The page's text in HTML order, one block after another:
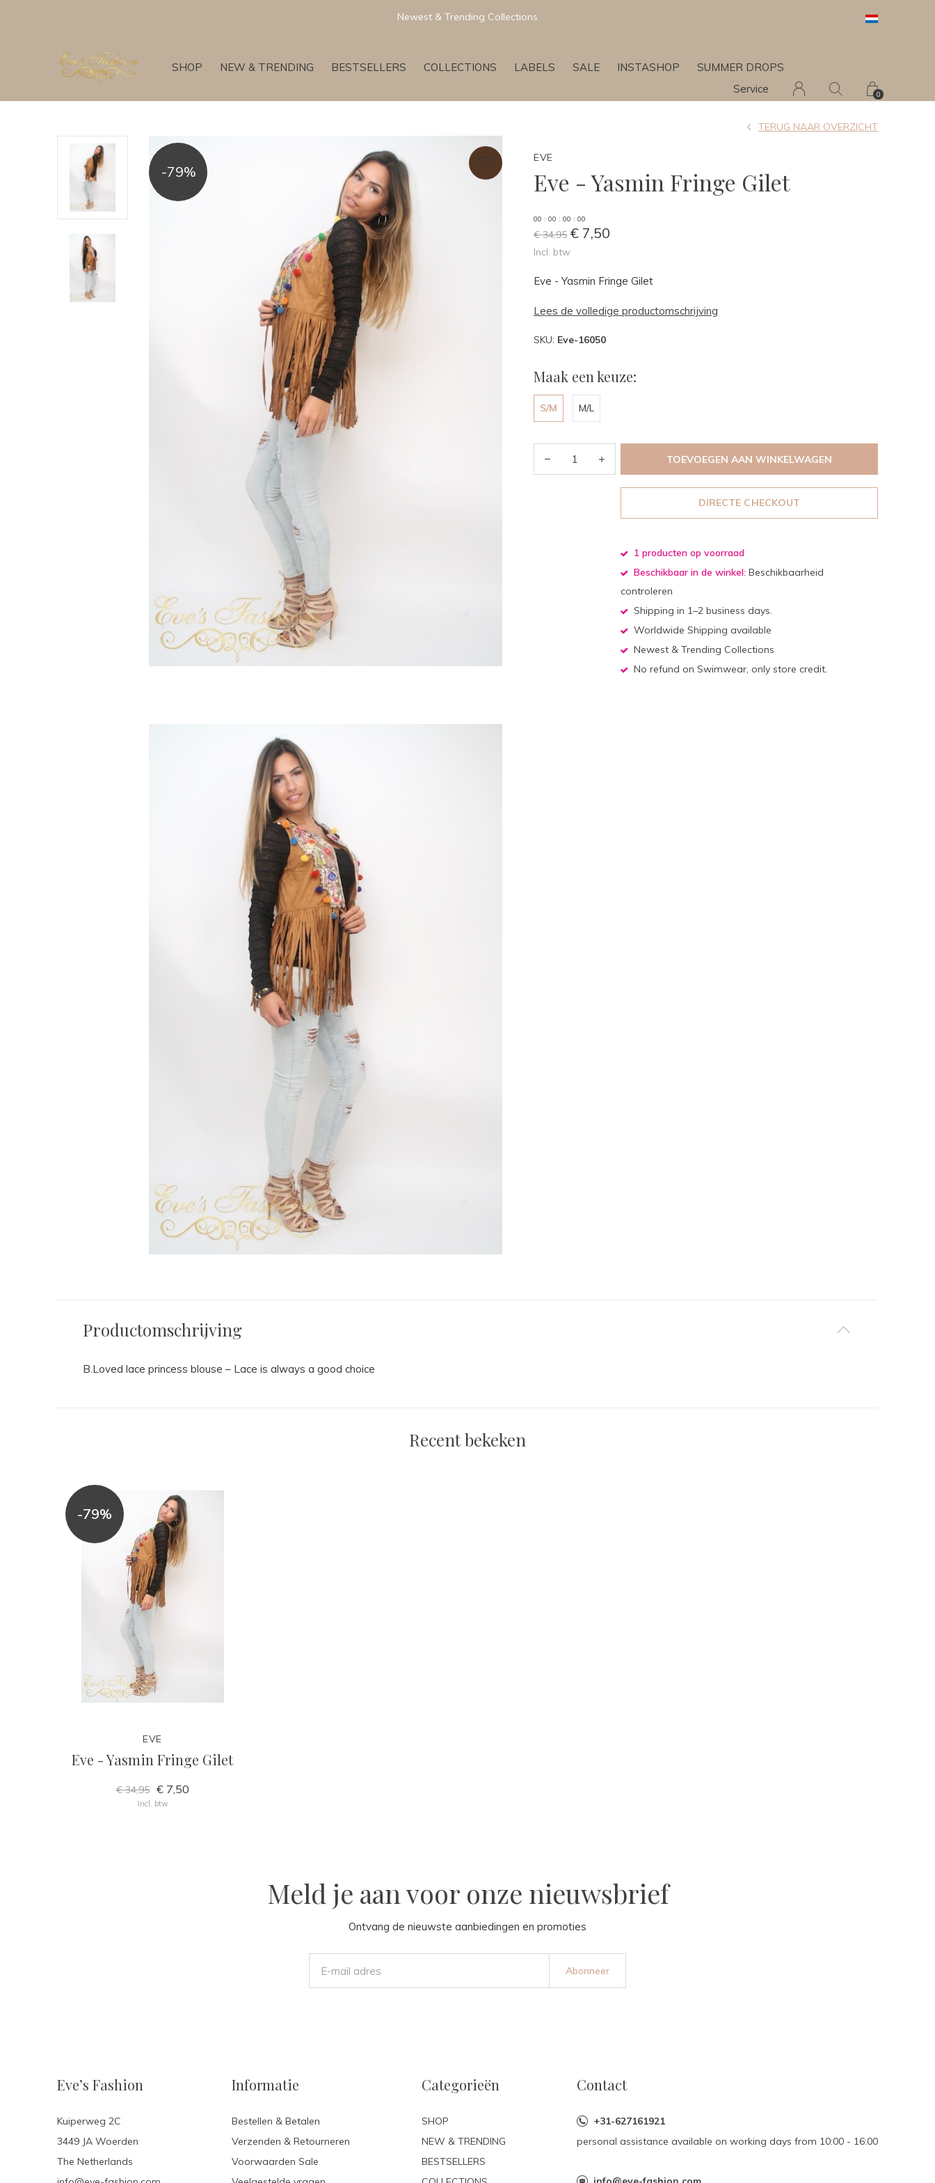
SHOP NEW & TRENDING BESTSELLERS COLLECTIONS LABELS SALE INSTASHOP
SUMMER DROPS
Service
0
Newest & Trending Collections
-79%
EVE
Eve - Yasmin Fringe Gilet
TERUG NAAR OVERZICHT
00 : 00 : 00 : 00
€ 34,95 € 7,50
Incl. btw
Eve - Yasmin Fringe Gilet
Lees de volledige productomschrijving
SKU: Eve-16050
Maak een keuze:
S/M M/L
TOEVOEGEN AAN WINKELWAGEN
DIRECTE CHECKOUT
1 producten op voorraad
Beschikbaar in de winkel: Beschikbaarheid
controleren
Shipping in 1–2 business days.
Worldwide Shipping available
Newest & Trending Collections
No refund on Swimwear, only store credit.
Productomschrijving
B.Loved lace princess blouse – Lace is always a good choice
Recent bekeken
-79%
EVE
Eve - Yasmin Fringe Gilet
€ 34,95 € 7,50
Incl. btw
Meld je aan voor onze nieuwsbrief
Ontvang de nieuwste aanbiedingen en promoties
Abonneer
Eve’s Fashion
Kuiperweg 2C
3449 JA Woerden
The Netherlands
Informatie
Bestellen & Betalen
Verzenden & Retourneren
Voorwaarden Sale
Categorieën
SHOP
NEW & TRENDING
BESTSELLERS
Contact
+31-627161921
personal assistance available on working days from 10:00 - 16:00